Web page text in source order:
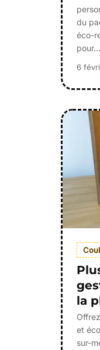
du
éco-
pour…
6
la
et
sur-